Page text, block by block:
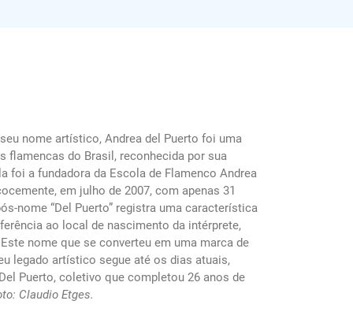
nome artístico, Andrea del Puerto foi uma
flamencas do Brasil, reconhecida por sua
foi a fundadora da Escola de Flamenco Andrea
em julho de 2007, com apenas 31
nome “Del Puerto” registra uma característica
ao local de nascimento da intérprete,
nome que se converteu em uma marca de
legado artístico segue até os dias atuais,
Puerto, coletivo que completou 26 anos de
Claudio Etges.